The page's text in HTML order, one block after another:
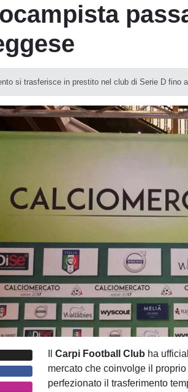
si trasferisce in prestito nel club di Serie D fino
IlCarpi Football Club ha
mercato che coinvolge il
perfezionato il trasferimento